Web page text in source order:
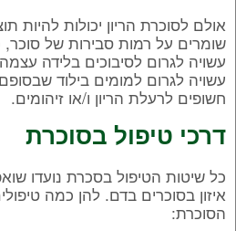
אולם לסוכרת הריון יכולות להיות
שומרים על רמות סבירות של סוכר,
עשויה לגרום לסיבוכים בלידה
עשויה לגרום למומים בילוד
חשופים לרעלת הריון ו/או זיהומים.
דרכי טיפול בסוכרת
כל שיטות הטיפול בסכרת נועדו
איזון בסוכרים בדם. להן כמה
הסוכרת: